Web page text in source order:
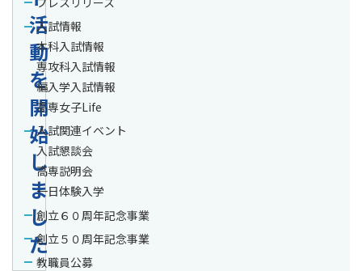
活
動
を
開
始
し
ま
し
た
入試情報
本科入試情報
専攻科入試情報
編入学入試情報
高専女子Life
入試関連イベント
入試懇談会
高専説明会
一日体験入学
創立６０周年記念事業
創立５０周年記念事業
教職員公募